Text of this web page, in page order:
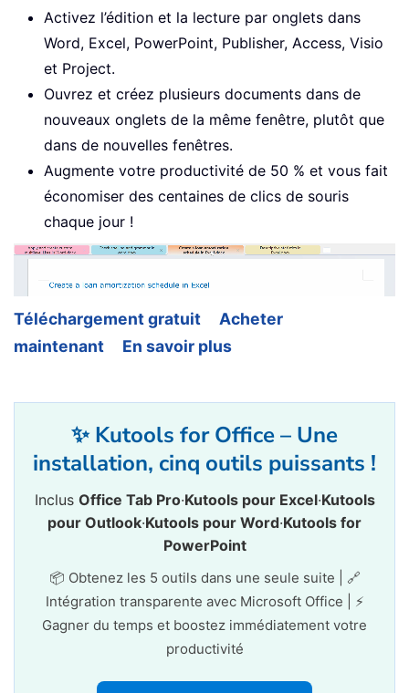
Activez l’édition et la lecture par onglets dans
Word, Excel, PowerPoint, Publisher, Access, Visio
et Project.
Ouvrez et créez plusieurs documents dans de
nouveaux onglets de la même fenêtre, plutôt que
dans de nouvelles fenêtres.
Augmente votre productivité de 50 % et vous fait
économiser des centaines de clics de souris
chaque jour !
Téléchargement gratuit
Acheter
maintenant
En savoir plus
✨ Kutools for Office – Une
installation, cinq outils puissants !
Inclus Office Tab Pro·Kutools pour Excel·Kutools
pour Outlook·Kutools pour Word·Kutools for
PowerPoint
📦 Obtenez les 5 outils dans une seule suite | 🔗
Intégration transparente avec Microsoft Office | ⚡
Gagner du temps et boostez immédiatement votre
productivité